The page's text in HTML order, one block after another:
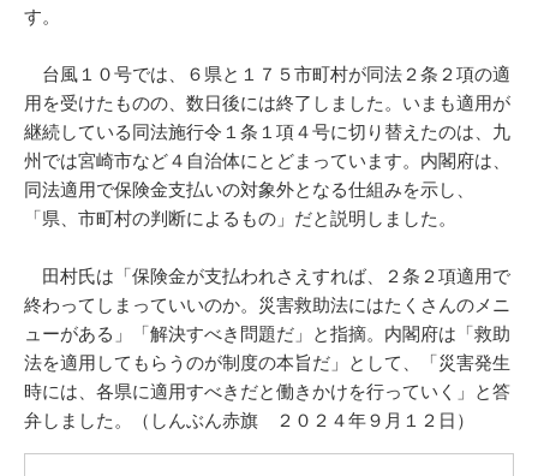
す。
台風１０号では、６県と１７５市町村が同法２条２項の適
用を受けたものの、数日後には終了しました。いまも適用が
継続している同法施行令１条１項４号に切り替えたのは、九
州では宮崎市など４自治体にとどまっています。内閣府は、
同法適用で保険金支払いの対象外となる仕組みを示し、
「県、市町村の判断によるもの」だと説明しました。
田村氏は「保険金が支払われさえすれば、２条２項適用で
終わってしまっていいのか。災害救助法にはたくさんのメニ
ューがある」「解決すべき問題だ」と指摘。内閣府は「救助
法を適用してもらうのが制度の本旨だ」として、「災害発生
時には、各県に適用すべきだと働きかけを行っていく」と答
弁しました。（しんぶん赤旗 ２０２４年９月１２日）